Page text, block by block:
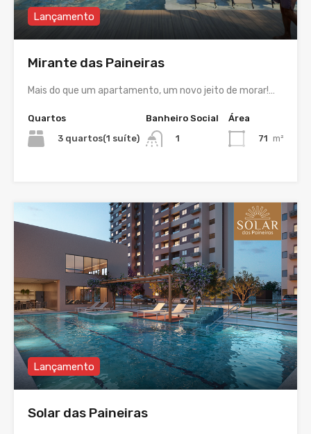
Lançamento
Mirante das Paineiras
Mais do que um apartamento, um novo jeito de morar!…
Quartos
3 quartos(1 suíte)
Banheiro Social
1
Área
71 m²
Lançamento
Solar das Paineiras